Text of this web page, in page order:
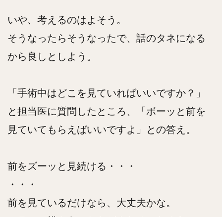
いや、考えるのはよそう。
そうなったらそうなったで、話のタネになる
から良しとしよう。
「手術中はどこを見ていればいいですか？」
と担当医に質問したところ、「ボーッと前を
見ていてもらえばいいですよ」との答え。
前をズーッと見続ける・・・
・・・
前を見ているだけなら、大丈夫かな。